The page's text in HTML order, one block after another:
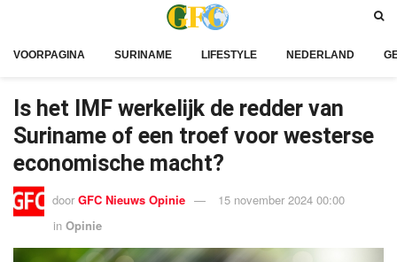
VOORPAGINA SURINAME LIFESTYLE NEDERLAND
Is het IMF werkelijk de redder van
Suriname of een troef voor westerse
economische macht?
door GFC Nieuws Opinie
15 november 2024 00:00
in Opinie